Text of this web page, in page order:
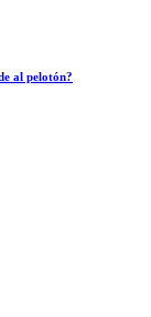
al pelotón?